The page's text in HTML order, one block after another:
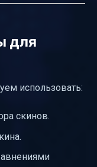
для
использовать:
скинов.